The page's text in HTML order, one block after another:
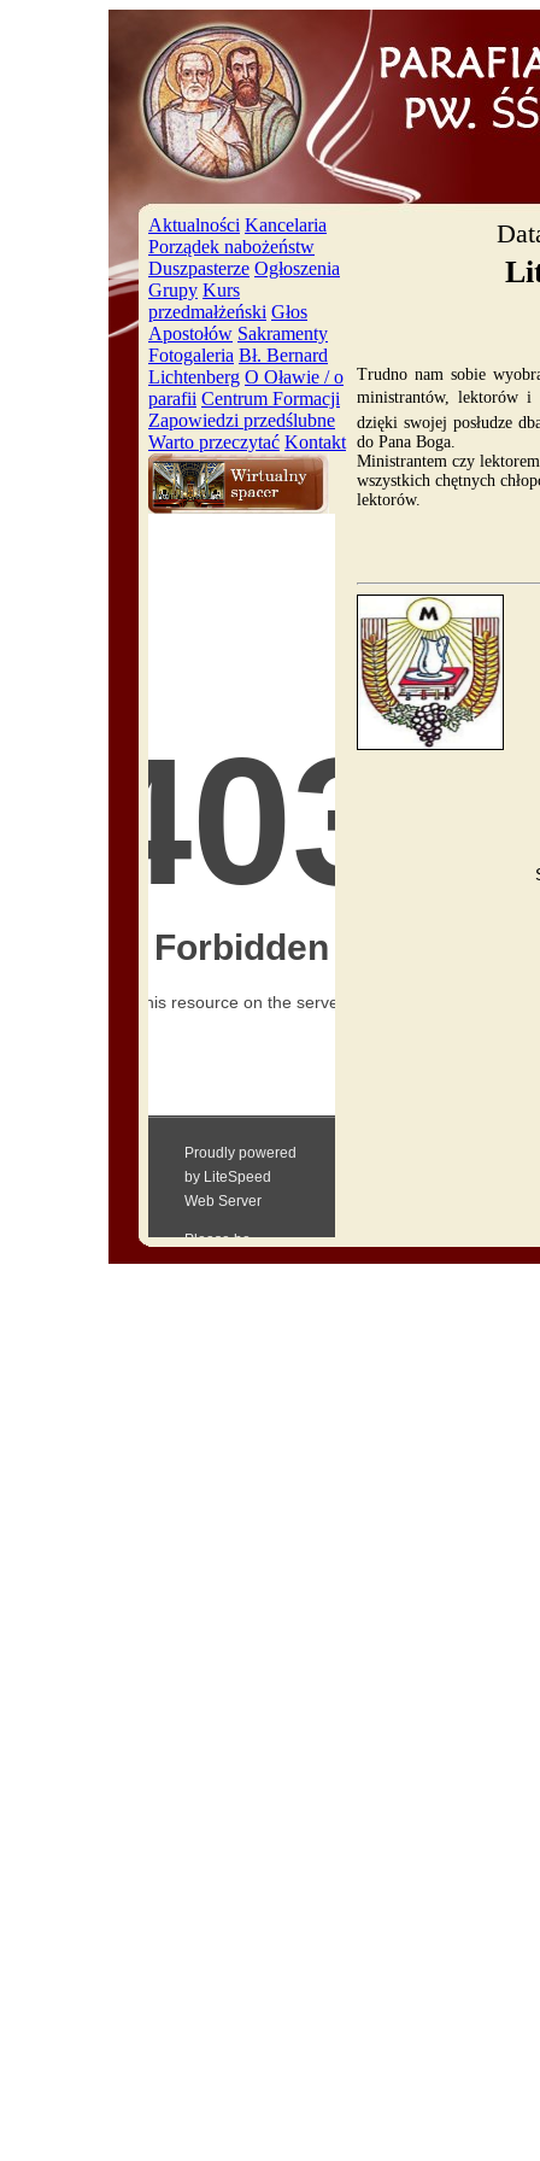
Aktualności Kancelaria
Porządek nabożeństw
Duszpasterze Ogłoszenia
Grupy Kurs
przedmałżeński Głos
Apostołów Sakramenty
Fotogaleria Bł. Bernard
Lichtenberg O Oławie / o
parafii Centrum Formacji
Zapowiedzi przedślubne
Warto przeczytać Kontakt
Trudno nam sobie
ministrantów, lektorów i
dzięki swojej posłudze
do Pana Boga.
Ministrantem czy
wszystkich chętnych
lektorów.